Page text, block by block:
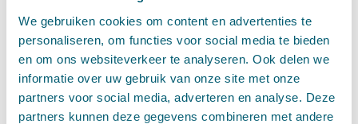
We gebruiken cookies om content en advertenties te
personaliseren, om functies voor social media te bieden
en om ons websiteverkeer te analyseren. Ook delen we
informatie over uw gebruik van onze site met onze
partners voor social media, adverteren en analyse. Deze
partners kunnen deze gegevens combineren met andere
werkgeversorganisaties in de verschillende overheidssectoren
wordt gedaan. En u kunt er vinden met wie u contact kunt
opnemen met vragen.
Pionieren
De Wnra betekent een forse verandering voor de